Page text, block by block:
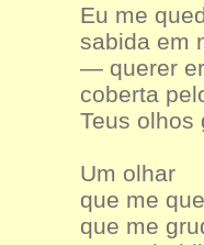
Eu me
sabida em
— querer
coberta pelo
Teus olhos
Um olhar
que me
que me